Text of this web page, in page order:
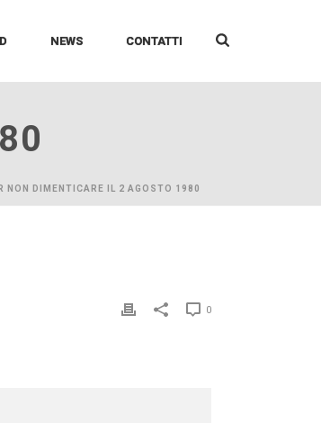
NEWS CONTATTI
NON DIMENTICARE IL 2 AGOSTO 1980
0